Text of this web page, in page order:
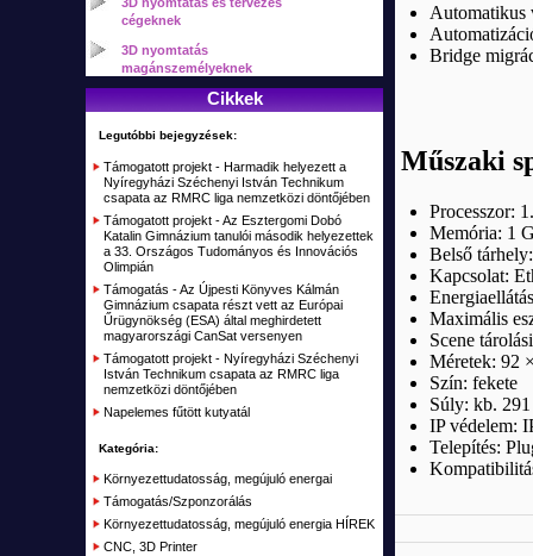
Síkágyas UV nyomtató
Napelemes MC4 csatlakozók
Nyomókapcsoló - Lábkapcsoló
Kábelek, csatlakozók, szerelékek
Kábel szerelékek
Vegyes csatlakozók
Csatlakozó
Indukciós hevítő, fűtés
Tűzkő, magnézium
Pára, Köd
Fűtőelem, Fűtőpatron
Elektromos bicikli
RC Autók
RC Tankok
RC Drón, Multikopter, Quadcopter, Hexacopter
RC Helikopter
RC Hajók, csónakok, vitorlások
Szimulátorok
Távirányítók, vevők RC
Akku töltők, adapterek
Alkatrészek, Tuning
Kiegészítők, Építőanyag
Elemek, akkumulátorok
Plusz
Kifutott termékek
Garázs
cégeknek
3D nyomtatás
magánszemélyeknek
Cikkek
Legutóbbi bejegyzések:
Támogatott projekt - Harmadik helyezett a
Nyíregyházi Széchenyi István Technikum
csapata az RMRC liga nemzetközi döntőjében
Támogatott projekt - Az Esztergomi Dobó
Katalin Gimnázium tanulói második helyezettek
a 33. Országos Tudományos és Innovációs
Olimpián
Támogatás - Az Újpesti Könyves Kálmán
Gimnázium csapata részt vett az Európai
Űrügynökség (ESA) által meghirdetett
magyarországi CanSat versenyen
Támogatott projekt - Nyíregyházi Széchenyi
István Technikum csapata az RMRC liga
nemzetközi döntőjében
Napelemes fűtött kutyatál
Kategória:
Környezettudatosság, megújuló energai
Támogatás/Szponzorálás
Környezettudatosság, megújuló energia HÍREK
CNC, 3D Printer
Automatikus
Bridge
Műszaki
Processzor:
Memória: 1
Belső
Kapcsolat:
Maximális
Scene
Méretek: 92
Szín: fekete
Súly: kb.
IP védelem:
Telepítés: